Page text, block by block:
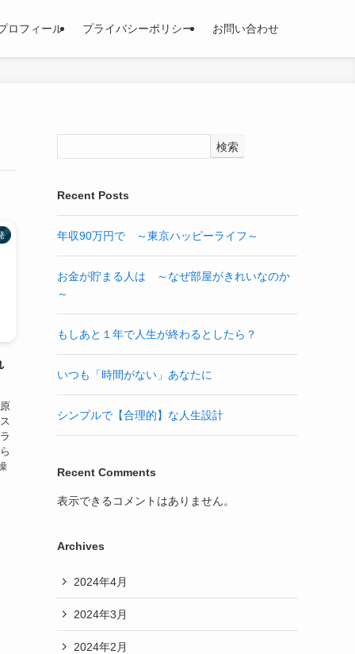
ロフィール プライバシーポリシー お問い合わせ
検索
Recent Posts
年収90万円で ～東京ハッピーライフ～
お金が貯まる人は ～なぜ部屋がきれいなのか
～
もしあと１年で人生が終わるとしたら？
いつも「時間がない」あなたに
シンプルで【合理的】な人生設計
Recent Comments
表示できるコメントはありません。
Archives
2024年4月
2024年3月
2024年2月